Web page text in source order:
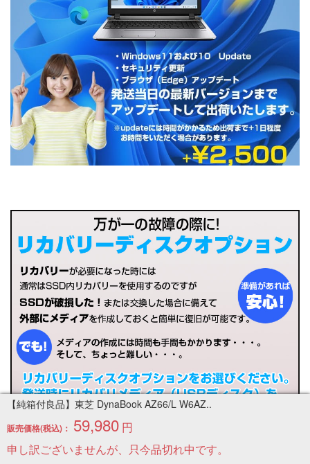
【純箱付良品】東芝 DynaBook AZ66/L W6AZ..
販売価格(税込)： 59,980 円
申し訳ございませんが、只今品切れ中です。